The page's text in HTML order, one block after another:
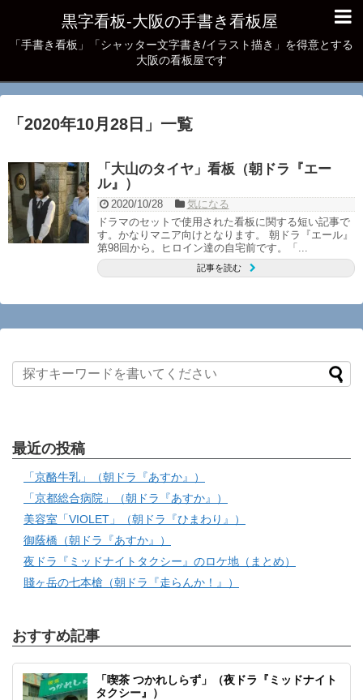
黒字看板‐大阪の手書き看板屋
「手書き看板」「シャッター文字書き/イラスト描き」を得意とする
大阪の看板屋です
「 2020年10月28日 」 一覧
「大山のタイヤ」看板（朝ドラ『エー
ル』）
2020/10/28
気になる
ドラマのセットで使用された看板に関する短い記事で
す。かなりマニア向けとなります。 朝ドラ『エール』
第98回から。ヒロイン達の自宅前です。「...
記事を読む
最近の投稿
「京酪牛乳」（朝ドラ『あすか』）
「京都総合病院」（朝ドラ『あすか』）
美容室「VIOLET」（朝ドラ『ひまわり』）
御蔭橋（朝ドラ『あすか』）
夜ドラ『ミッドナイトタクシー』のロケ地（まとめ）
賤ヶ岳の七本槍（朝ドラ『走らんか！』）
おすすめ記事
「喫茶 つかれしらず」（夜ドラ『ミッドナイト
タクシー』）